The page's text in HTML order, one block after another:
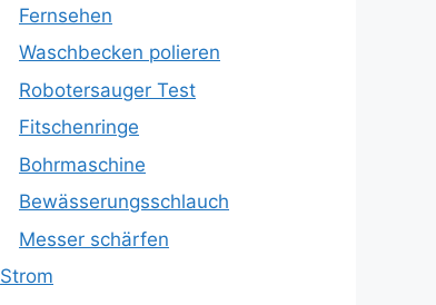
Fernsehen
Waschbecken polieren
Robotersauger Test
Fitschenringe
Bohrmaschine
Bewässerungsschlauch
Messer schärfen
Strom